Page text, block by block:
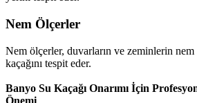
Nem Ölçerler
Nem ölçerler, duvarların ve zeminlerin
kaçağını tespit eder.
Banyo Su Kaçağı Onarımı İçin
Önemi